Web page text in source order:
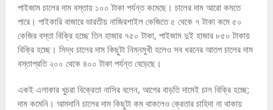
পাইজাম চালের দাম বস্তায় ১০০ টাকা পর্যন্ত কমেছে। চালের দাম আরো কমতে
পারে। পাইকারি বাজারে ভারতীয় নাজিরশাইল কেজিতে ৫ থেকে ৭ টাকা কমে ৫০
কেজির বস্তা বিক্রি হচ্ছে তিন হাজার ৭৫০ টাকা, পাইজাম দুই হাজার ৮৫০ টাকায়
বিক্রি হচ্ছে। সিদ্ধ চালের দাম কিছুটা নিম্নমুখী হলেও সব ধরনের আতপ চালের দাম
বস্তাপ্রতি ২০০ থেকে ৪০০ টাকা পর্যন্ত বেড়েছে।
একই এলাকার খুচরা বিক্রেতা নাসির বলেন, আগের বাড়তি দামেই চাল বিক্রি হচ্ছে;
দাম কমেনি। আমদানি চালের দাম কিছুটা কম থাকলেও ক্রেতার চাহিদা না থাকায়